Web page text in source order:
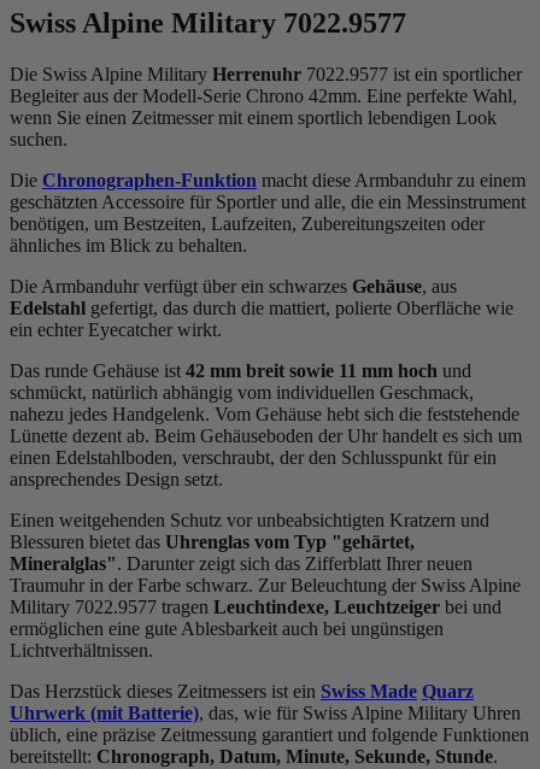
Swiss Alpine Military 7022.9577
Die Swiss Alpine Military Herrenuhr 7022.9577 ist ein sportlicher
Begleiter aus der Modell-Serie Chrono 42mm. Eine perfekte Wahl,
wenn Sie einen Zeitmesser mit einem sportlich lebendigen Look
suchen.
Die Chronographen-Funktion macht diese Armbanduhr zu einem
geschätzten Accessoire für Sportler und alle, die ein Messinstrument
benötigen, um Bestzeiten, Laufzeiten, Zubereitungszeiten oder
ähnliches im Blick zu behalten.
Die Armbanduhr verfügt über ein schwarzes Gehäuse, aus
Edelstahl gefertigt, das durch die mattiert, polierte Oberfläche wie
ein echter Eyecatcher wirkt.
Das runde Gehäuse ist 42 mm breit sowie 11 mm hoch und
schmückt, natürlich abhängig vom individuellen Geschmack,
nahezu jedes Handgelenk. Vom Gehäuse hebt sich die feststehende
Lünette dezent ab. Beim Gehäuseboden der Uhr handelt es sich um
einen Edelstahlboden, verschraubt, der den Schlusspunkt für ein
ansprechendes Design setzt.
Einen weitgehenden Schutz vor unbeabsichtigten Kratzern und
Blessuren bietet das Uhrenglas vom Typ "gehärtet,
Mineralglas". Darunter zeigt sich das Zifferblatt Ihrer neuen
Traumuhr in der Farbe schwarz. Zur Beleuchtung der Swiss Alpine
Military 7022.9577 tragen Leuchtindexe, Leuchtzeiger bei und
ermöglichen eine gute Ablesbarkeit auch bei ungünstigen
Lichtverhältnissen.
Das Herzstück dieses Zeitmessers ist ein Swiss Made Quarz
Uhrwerk (mit Batterie), das, wie für Swiss Alpine Military Uhren
üblich, eine präzise Zeitmessung garantiert und folgende Funktionen
bereitstellt: Chronograph, Datum, Minute, Sekunde, Stunde.